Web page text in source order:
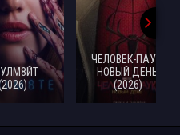
ЧЕЛОВЕК-ПАУК:
НОВЫЙ ДЕНЬ
(2026)